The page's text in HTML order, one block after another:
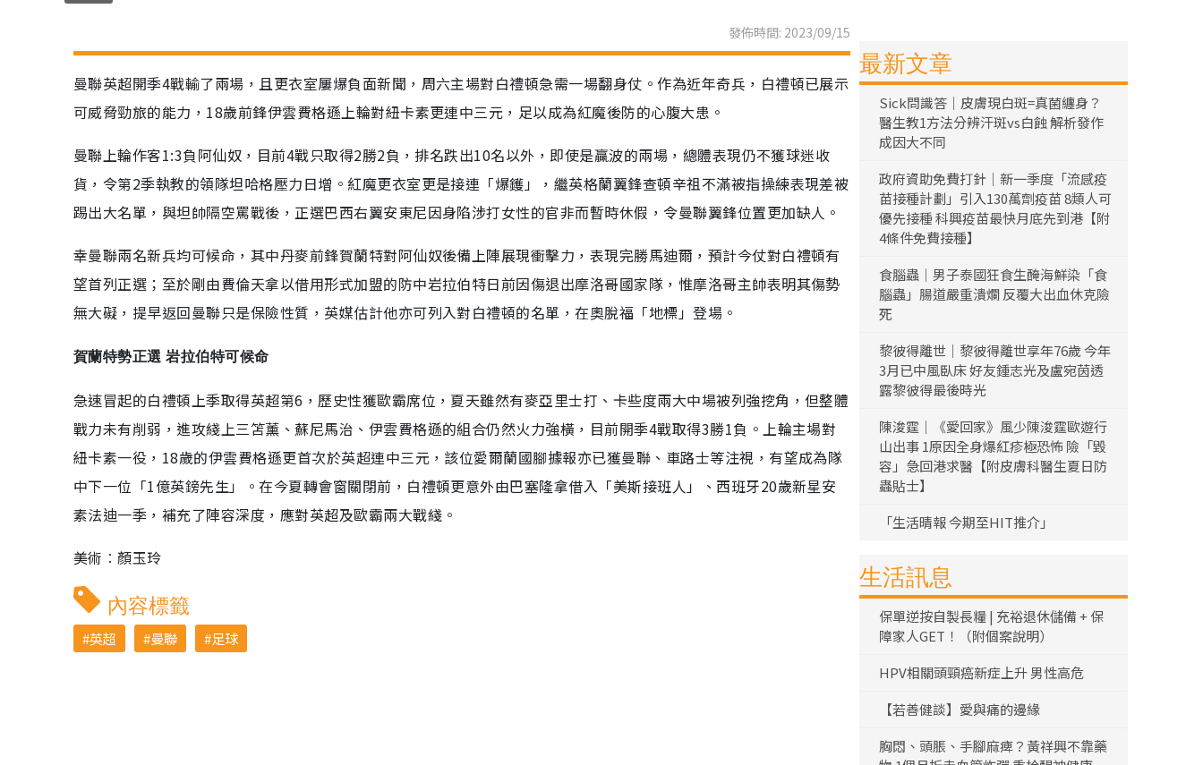
發佈時間: 2023/09/15
曼聯英超開季4戰輸了兩場，且更衣室屢爆負面新聞，周六主場對白禮頓急需一場翻身仗。作為近年奇兵，白禮頓已展示
可威脅勁旅的能力，18歲前鋒伊雲費格遜上輪對紐卡素更連中三元，足以成為紅魔後防的心腹大患。
曼聯上輪作客1:3負阿仙奴，目前4戰只取得2勝2負，排名跌出10名以外，即使是贏波的兩場，總體表現仍不獲球迷收
貨，令第2季執教的領隊坦哈格壓力日增。紅魔更衣室更是接連「爆鑊」，繼英格蘭翼鋒查頓辛祖不滿被指操練表現差被
踢出大名單，與坦帥隔空罵戰後，正選巴西右翼安東尼因身陷涉打女性的官非而暫時休假，令曼聯翼鋒位置更加缺人。
幸曼聯兩名新兵均可候命，其中丹麥前鋒賀蘭特對阿仙奴後備上陣展現衝擊力，表現完勝馬迪爾，預計今仗對白禮頓有
望首列正選；至於剛由費倫天拿以借用形式加盟的防中岩拉伯特日前因傷退出摩洛哥國家隊，惟摩洛哥主帥表明其傷勢
無大礙，提早返回曼聯只是保險性質，英媒估計他亦可列入對白禮頓的名單，在奧脫福「地標」登場。
賀蘭特勢正選 岩拉伯特可候命
急速冒起的白禮頓上季取得英超第6，歷史性獲歐霸席位，夏天雖然有麥亞里士打、卡些度兩大中場被列強挖角，但整體
戰力未有削弱，進攻綫上三笘薰、蘇尼馬治、伊雲費格遜的組合仍然火力強橫，目前開季4戰取得3勝1負。上輪主場對
紐卡素一役，18歲的伊雲費格遜更首次於英超連中三元，該位愛爾蘭國腳據報亦已獲曼聯、車路士等注視，有望成為隊
中下一位「1億英鎊先生」。在今夏轉會窗關閉前，白禮頓更意外由巴塞隆拿借入「美斯接班人」、西班牙20歲新星安
素法迪一季，補充了陣容深度，應對英超及歐霸兩大戰綫。
美術︰顏玉玲
內容標籤
英超 曼聯 足球
最新文章
Sick問識答｜皮膚現白斑=真菌纏身？
醫生教1方法分辨汗斑vs白蝕 解析發作
成因大不同
政府資助免費打針｜新一季度「流感疫
苗接種計劃」引入130萬劑疫苗 8類人可
優先接種 科興疫苗最快月底先到港【附
4條件免費接種】
食腦蟲｜男子泰國狂食生醃海鮮染「食
腦蟲」腸道嚴重潰爛 反覆大出血休克險
死
黎彼得離世｜黎彼得離世享年76歲 今年
3月已中風臥床 好友鍾志光及盧宛茵透
露黎彼得最後時光
陳浚霆｜《愛回家》風少陳浚霆歐遊行
山出事 1原因全身爆紅疹極恐怖 險「毀
容」急回港求醫【附皮膚科醫生夏日防
蟲貼士】
「生活晴報 今期至HIT推介」
生活訊息
保單逆按自製長糧 | 充裕退休儲備 + 保
障家人GET！（附個案說明）
HPV相關頭頸癌新症上升 男性高危
【若善健談】愛與痛的邊緣
胸悶、頭脹、手腳麻痺？黃祥興不靠藥